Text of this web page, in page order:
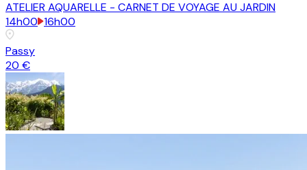
ATELIER AQUARELLE - CARNET DE VOYAGE AU JARDIN
14h00 16h00
Passy
20 €